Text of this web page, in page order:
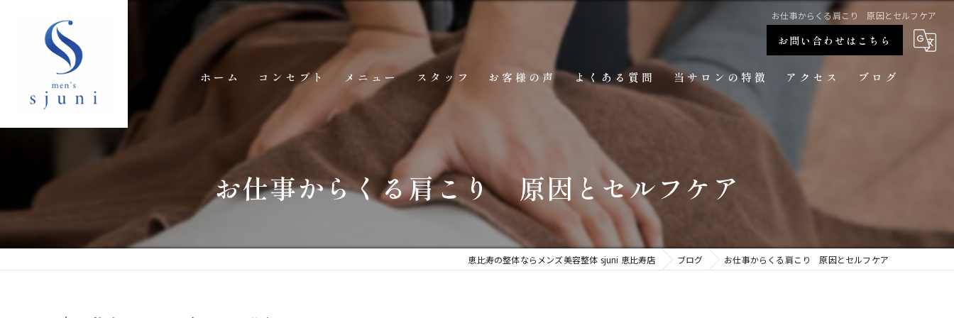
お仕事からくる肩こり 原因とセルフケア
お問い合わせはこちら
ホーム コンセプト メニュー スタッフ お客様の声 よくある質問 当サロンの特徴
腰痛
骨盤矯正
アクセス ブログ
お仕事からくる肩こり 原因とセルフケア
恵比寿の整体ならメンズ美容整体 sjuni 恵比寿店 ブログ お仕事からくる肩こり 原因とセルフケア